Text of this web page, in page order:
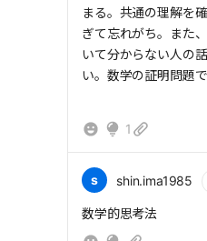
まる。共通の理解を
ぎて忘れがち。また
いて分からない人の
い。数学の証明問題
1
s shin.ima1985
もっと読む
数学的思考法